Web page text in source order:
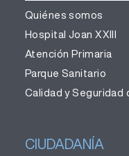
Quiénes somos
Hospital Joan XXIII
Atención Primaria
Parque Sanitario
Calidad y Seguridad
CIUDADANÍA